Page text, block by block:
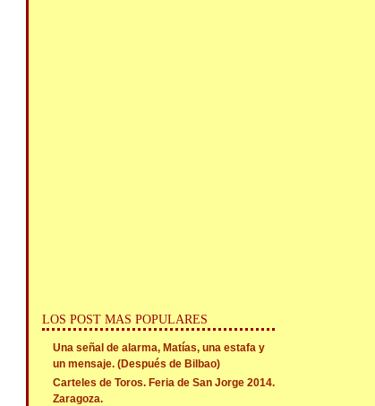
LOS POST MAS POPULARES
Una señal de alarma, Matías, una estafa y
un mensaje. (Después de Bilbao)
Carteles de Toros. Feria de San Jorge 2014.
Zaragoza.